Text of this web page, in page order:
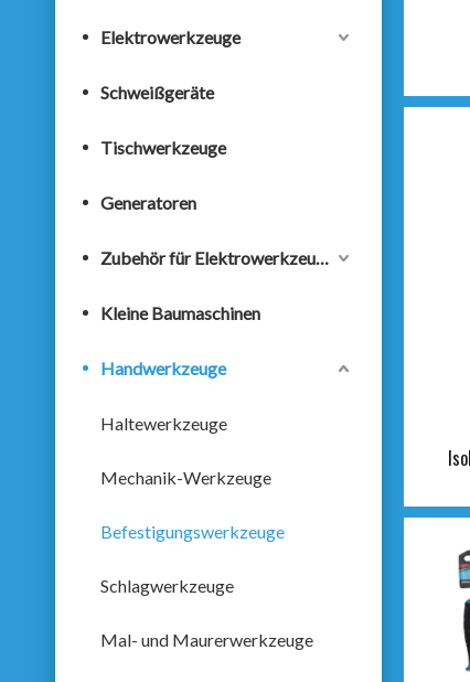
Elektrowerkzeuge
Schweißgeräte
Tischwerkzeuge
Generatoren
Zubehör für Elektrowerkzeuge
Kleine Baumaschinen
Handwerkzeuge
Haltewerkzeuge
Mechanik-Werkzeuge
Befestigungswerkzeuge
Schlagwerkzeuge
Mal- und Maurerwerkzeuge